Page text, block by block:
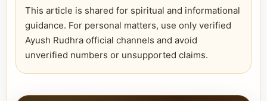
This article is shared for spiritual and informational
guidance. For personal matters, use only verified
Ayush Rudhra official channels and avoid
unverified numbers or unsupported claims.